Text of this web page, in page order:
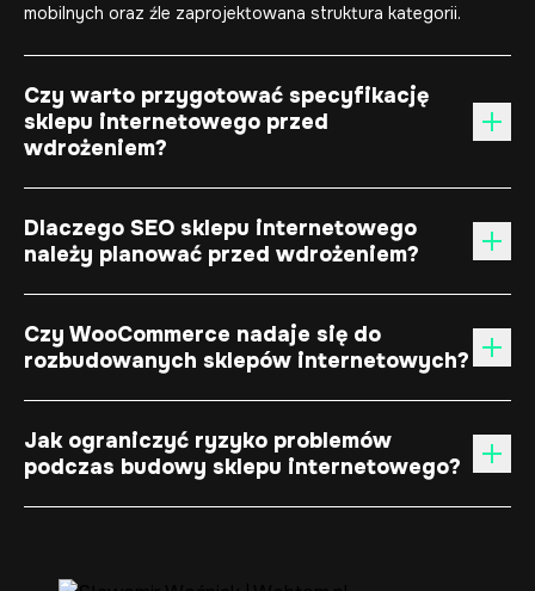
mobilnych oraz źle zaprojektowana struktura kategorii.
Czy warto przygotować specyfikację
sklepu internetowego przed
wdrożeniem?
Dlaczego SEO sklepu internetowego
należy planować przed wdrożeniem?
Czy WooCommerce nadaje się do
rozbudowanych sklepów internetowych?
Jak ograniczyć ryzyko problemów
podczas budowy sklepu internetowego?